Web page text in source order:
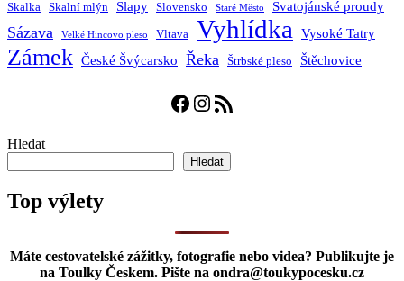
Skalka Skalní mlýn Slapy Slovensko Staré Město Svatojánské proudy
Sázava Velké Hincovo pleso Vltava Vyhlídka Vysoké Tatry
Zámek České Švýcarsko Řeka Štrbské pleso Štěchovice
Facebook
Instagram
RSS zdroj
Hledat
Hledat
Top výlety
Máte cestovatelské zážitky, fotografie nebo videa? Publikujte je
na Toulky Českem. Pište na ondra@toukypocesku.cz